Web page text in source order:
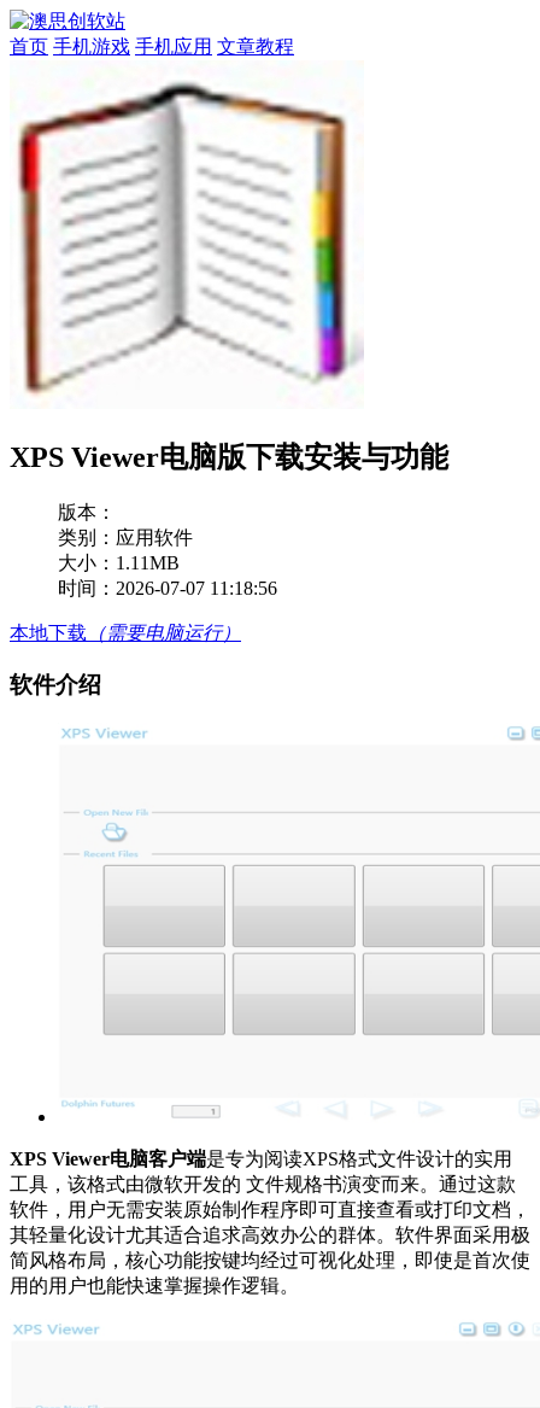
首页 手机游戏 手机应用 文章教程
XPS Viewer电脑版下载安装与功能
版本：
类别：应用软件
大小：1.11MB
时间：2026-07-07 11:18:56
本地下载 （需要电脑运行）
软件介绍
XPS Viewer电脑客户端是专为阅读XPS格式文件设计的实用
工具，该格式由微软开发的 文件规格书演变而来。通过这款
软件，用户无需安装原始制作程序即可直接查看或打印文档，
其轻量化设计尤其适合追求高效办公的群体。软件界面采用极
简风格布局，核心功能按键均经过可视化处理，即使是首次使
用的用户也能快速掌握操作逻辑。